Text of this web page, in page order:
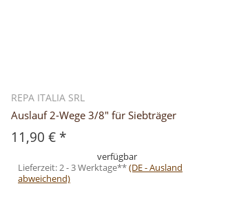
REPA ITALIA SRL
Auslauf 2-Wege 3/8" für Siebträger
11,90 € *
verfügbar
Lieferzeit:2 - 3 Werktage**(DE - Ausland
abweichend)